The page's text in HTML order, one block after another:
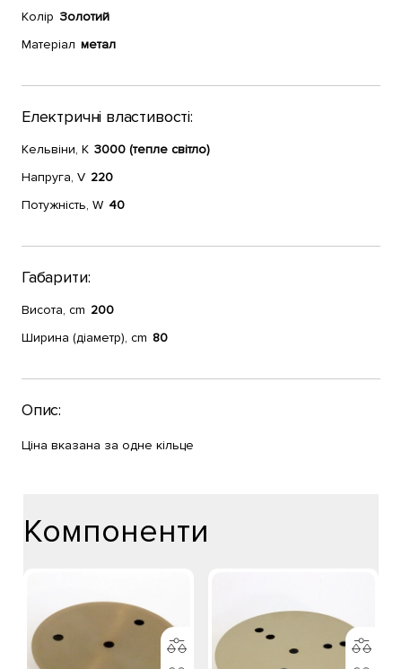
Колір Золотий
Матеріал метал
Електричні властивості:
Кельвіни, К 3000 (тепле світло)
Напруга, V 220
Потужність, W 40
Габарити:
Висота, cm 200
Ширина (діаметр), cm 80
Опис:
Ціна вказана за одне кільце
Компоненти